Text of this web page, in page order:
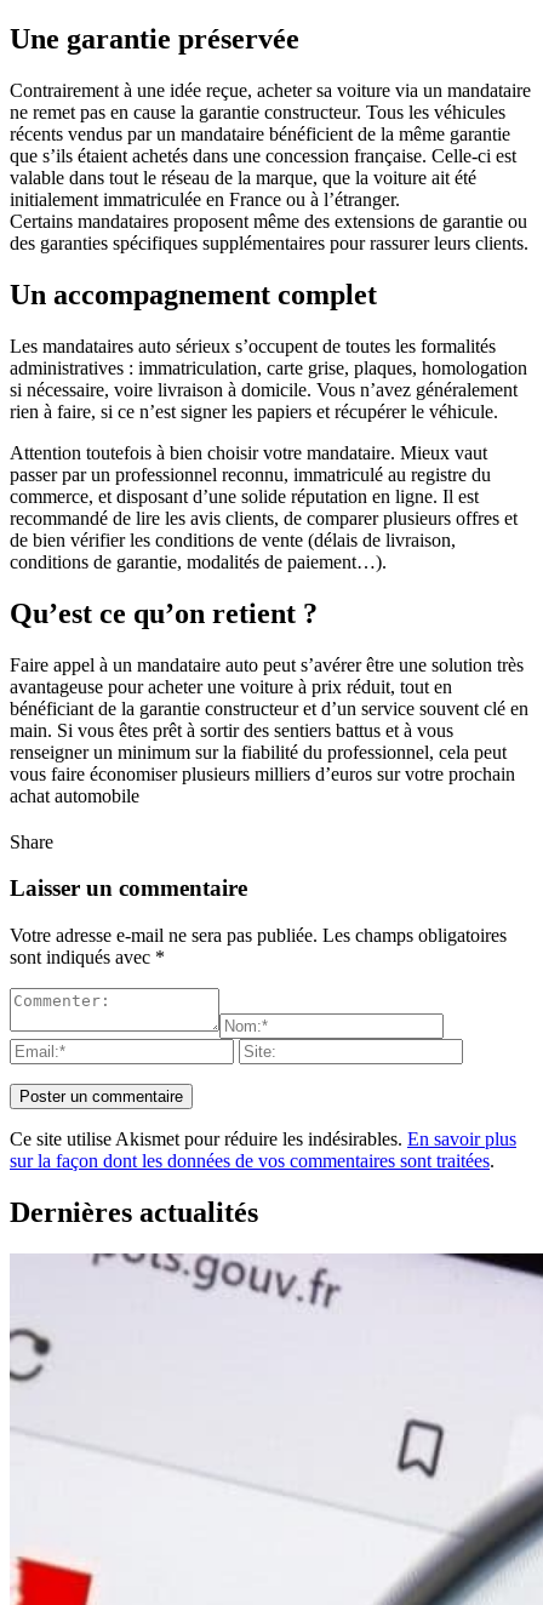
Une garantie préservée
Contrairement à une idée reçue, acheter sa voiture via un mandataire
ne remet pas en cause la garantie constructeur. Tous les véhicules
récents vendus par un mandataire bénéficient de la même garantie
que s’ils étaient achetés dans une concession française. Celle-ci est
valable dans tout le réseau de la marque, que la voiture ait été
initialement immatriculée en France ou à l’étranger.
Certains mandataires proposent même des extensions de garantie ou
des garanties spécifiques supplémentaires pour rassurer leurs clients.
Un accompagnement complet
Les mandataires auto sérieux s’occupent de toutes les formalités
administratives : immatriculation, carte grise, plaques, homologation
si nécessaire, voire livraison à domicile. Vous n’avez généralement
rien à faire, si ce n’est signer les papiers et récupérer le véhicule.
Attention toutefois à bien choisir votre mandataire. Mieux vaut
passer par un professionnel reconnu, immatriculé au registre du
commerce, et disposant d’une solide réputation en ligne. Il est
recommandé de lire les avis clients, de comparer plusieurs offres et
de bien vérifier les conditions de vente (délais de livraison,
conditions de garantie, modalités de paiement…).
Qu’est ce qu’on retient ?
Faire appel à un mandataire auto peut s’avérer être une solution très
avantageuse pour acheter une voiture à prix réduit, tout en
bénéficiant de la garantie constructeur et d’un service souvent clé en
main. Si vous êtes prêt à sortir des sentiers battus et à vous
renseigner un minimum sur la fiabilité du professionnel, cela peut
vous faire économiser plusieurs milliers d’euros sur votre prochain
achat automobile
Share
Laisser un commentaire
Votre adresse e-mail ne sera pas publiée. Les champs obligatoires
sont indiqués avec *
Ce site utilise Akismet pour réduire les indésirables. En savoir plus
sur la façon dont les données de vos commentaires sont traitées.
Dernières actualités